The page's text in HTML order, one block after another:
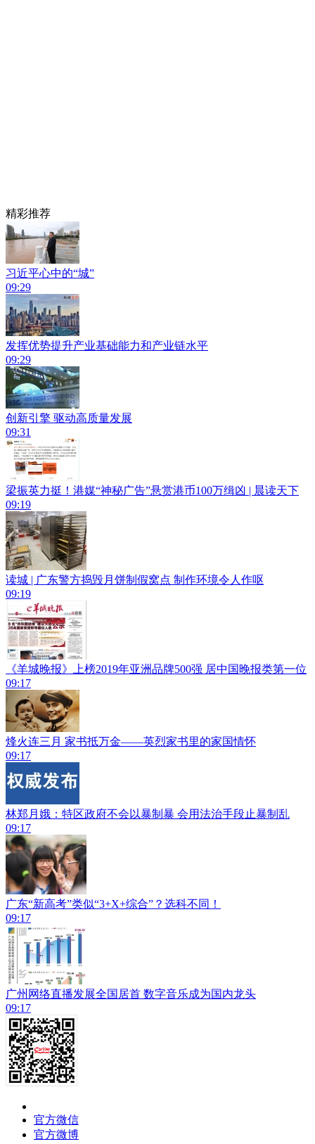
精彩推荐
习近平心中的“城”
09:29
发挥优势提升产业基础能力和产业链水平
09:29
创新引擎 驱动高质量发展
09:31
梁振英力挺！港媒“神秘广告”悬赏港币100万缉凶 | 晨读天下
09:19
读城 | 广东警方捣毁月饼制假窝点 制作环境令人作呕
09:19
《羊城晚报》上榜2019年亚洲品牌500强 居中国晚报类第一位
09:17
烽火连三月 家书抵万金——英烈家书里的家国情怀
09:17
林郑月娥：特区政府不会以暴制暴 会用法治手段止暴制乱
09:17
广东“新高考”类似“3+X+综合”？选科不同！
09:17
广州网络直播发展全国居首 数字音乐成为国内龙头
09:17
官方微信
官方微博